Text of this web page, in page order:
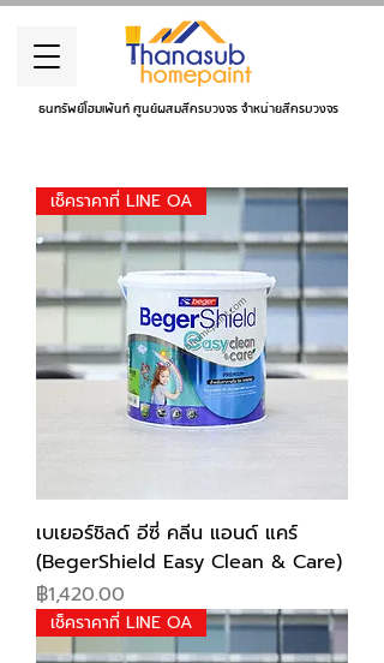
ธนทรัพย์โฮมเพ้นท์ ศูนย์ผสมสีครบวงจร จำหน่ายสีครบวงจร
เช็คราคาที่ LINE OA
เบเยอร์ชิลด์ อีซี่ คลีน แอนด์ แคร์
(BegerShield Easy Clean & Care)
Price
฿1,420.00
เช็คราคาที่ LINE OA